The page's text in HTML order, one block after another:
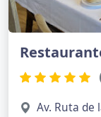
Av. Ruta de